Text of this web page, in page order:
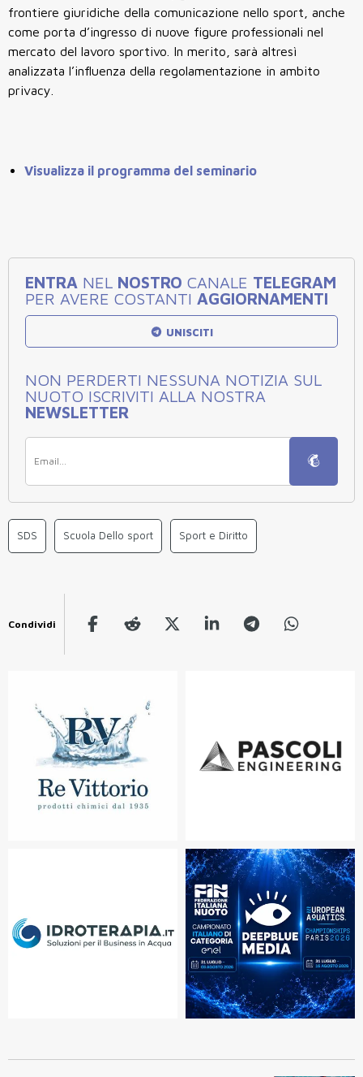
frontiere giuridiche della comunicazione nello sport, anche
come porta d’ingresso di nuove figure professionali nel
mercato del lavoro sportivo. In merito, sarà altresì
analizzata l’influenza della regolamentazione in ambito
privacy.
Visualizza il programma del seminario
ENTRA NEL NOSTRO CANALE TELEGRAM
PER AVERE COSTANTI AGGIORNAMENTI
UNISCITI
NON PERDERTI NESSUNA NOTIZIA SUL
NUOTO ISCRIVITI ALLA NOSTRA
NEWSLETTER
SDS Scuola Dello sport Sport e Diritto
Condividi